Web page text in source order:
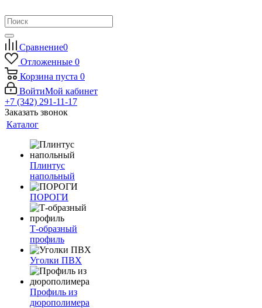
Сравнение0
Отложенные 0
Корзина пуста 0
ВойтиМой кабинет
+7 (342) 291-11-17
Заказать звонок
Каталог
Плинтус
напольный
ПОРОГИ
Т-образный
профиль
Уголки ПВХ
Профиль из
дюрополимера